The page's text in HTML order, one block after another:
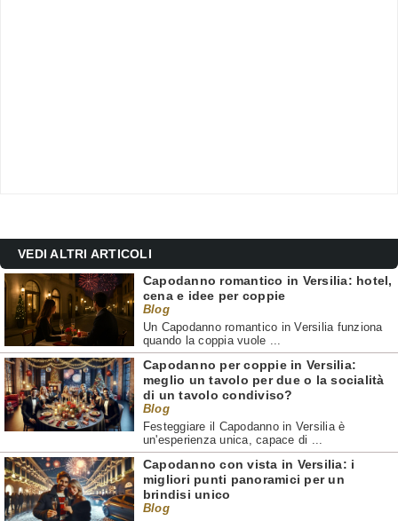
VEDI ALTRI ARTICOLI
Capodanno romantico in Versilia: hotel,
cena e idee per coppie
Blog
Un Capodanno romantico in Versilia funziona
quando la coppia vuole ...
Capodanno per coppie in Versilia:
meglio un tavolo per due o la socialità
di un tavolo condiviso?
Blog
Festeggiare il Capodanno in Versilia è
un'esperienza unica, capace di ...
Capodanno con vista in Versilia: i
migliori punti panoramici per un
brindisi unico
Blog